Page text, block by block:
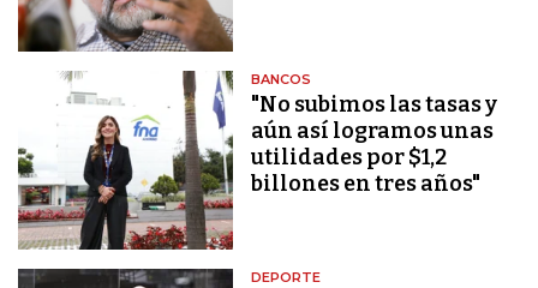
BANCOS
"No subimos las tasas y
aún así logramos unas
utilidades por $1,2
billones en tres años"
DEPORTE